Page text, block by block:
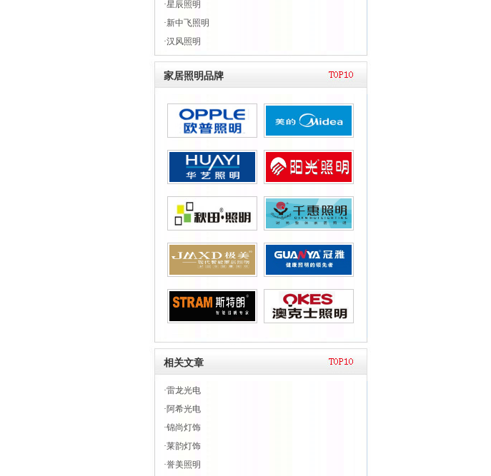
·星辰照明
·新中飞照明
·汉风照明
家居照明品牌
相关文章
·雷龙光电
·阿希光电
·锦尚灯饰
·莱韵灯饰
·誉美照明